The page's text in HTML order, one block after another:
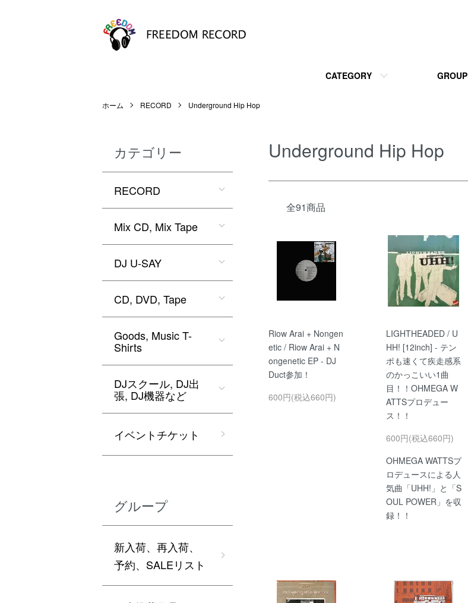
CATEGORY GROUP
ホーム RECORD Underground Hip Hop
Underground Hip Hop
全91商品
Riow Arai + Nongen
etic / Riow Arai + N
ongenetic EP - DJ
Duct参加！
600円(税込660円)
LIGHTHEADED / U
HH! [12inch] - テン
ポも速くて疾走感系
のかっこいい1曲
目！！OHMEGA W
ATTSプロデュー
ス！！
600円(税込660円)
OHMEGA WATTSプ
ロデュースによる人
気曲「UHH!」と「S
OUL POWER」を収
録！！
カテゴリー
RECORD
Mix CD, Mix Tape
DJ U-SAY
CD, DVD, Tape
Goods, Music T-
Shirts
DJスクール, DJ出
張, DJ機器など
イベントチケット
グループ
新入荷、再入荷、
予約、SALEリスト